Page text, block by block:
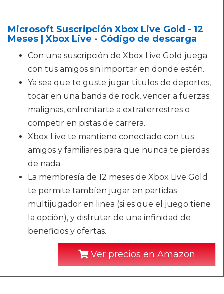
Microsoft Suscripción Xbox Live Gold - 12
Meses | Xbox Live - Código de descarga
Con una suscripción de Xbox Live Gold juega
con tus amigos sin importar en donde estén.
Ya sea que te guste jugar títulos de deportes,
tocar en una banda de rock, vencer a fuerzas
malignas, enfrentarte a extraterrestres o
competir en pistas de carrera.
Xbox Live te mantiene conectado con tus
amigos y familiares para que nunca te pierdas
de nada.
La membresía de 12 meses de Xbox Live Gold
te permite tambíen jugar en partidas
multijugador en linea (si es que el juego tiene
la opción), y disfrutar de una infinidad de
beneficios y ofertas.
Ver precios en Amazon